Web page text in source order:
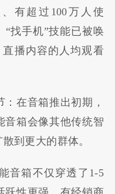
有超过100万人使
“找手机”技能已被唤
直播内容的人均观看
在音箱推出初期，
音箱会像其他传统智
到更大的群体。
音箱不仅穿透了1-5